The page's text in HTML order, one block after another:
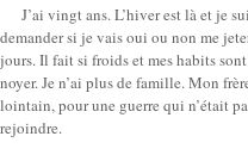
J’ai vingt ans. L’hiver est là et je
demander si je vais oui ou non me
jours. Il fait si froids et mes habits
noyer. Je n’ai plus de famille. Mon
lointain, pour une guerre qui n’était
rejoindre.